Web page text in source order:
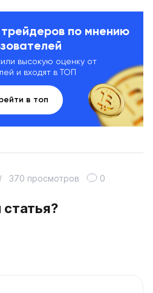
по мнению
высокую оценку от
и входят в ТОП
в топ
/ 370 просмотров 0